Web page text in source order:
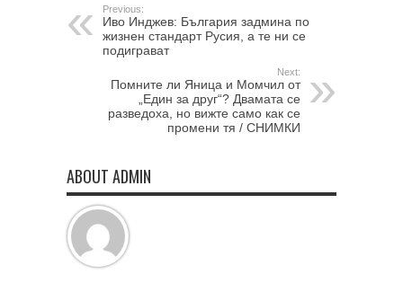
Previous:
Иво Инджев: България задмина по
жизнен стандарт Русия, а те ни се
подиграват
Next:
Помните ли Яница и Момчил от
„Един за друг“? Двамата се
разведоха, но вижте само как се
промени тя / СНИМКИ
ABOUT ADMIN